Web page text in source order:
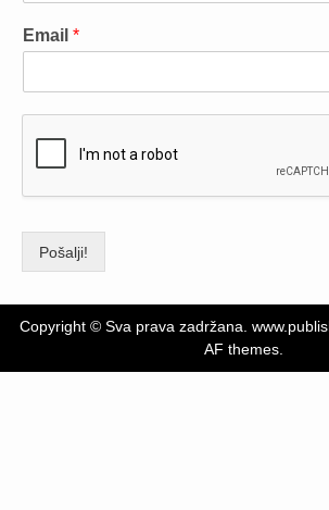
Email *
Pošalji!
Copyright © Sva prava zadržana.
AF themes.